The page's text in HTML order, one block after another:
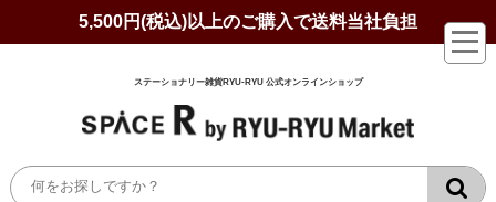
5,500円(税込)以上のご購入で送料当社負担
ステーショナリー雑貨RYU-RYU 公式オンラインショップ